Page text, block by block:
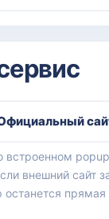
встроенном
внешний сайт
останется